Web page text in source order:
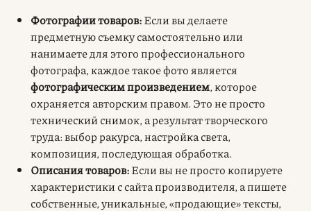
Фотографии товаров:Если вы делаете
предметную съемку самостоятельно или
нанимаете для этого профессионального
фотографа, каждое такое фото является
фотографическим произведением, которое
охраняется авторским правом. Это не просто
технический снимок, а результат творческого
труда: выбор ракурса, настройка света,
композиция, последующая обработка.
Описания товаров:Если вы не просто копируете
характеристики с сайта производителя, а пишете
собственные, уникальные, «продающие» тексты,